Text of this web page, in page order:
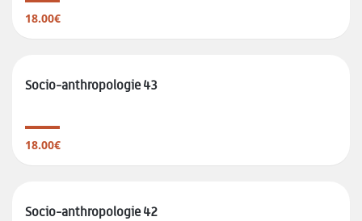
18.00€
Socio-anthropologie 43
18.00€
Socio-anthropologie 42